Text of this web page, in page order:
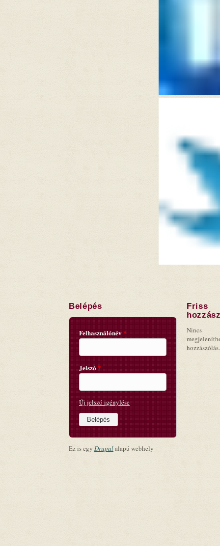
Belépés
Felhasználónév*
Jelszó*
Új jelszó igénylése
Friss
Nincs
hozzászólás.
Ez is egy Drupalalapú webhely